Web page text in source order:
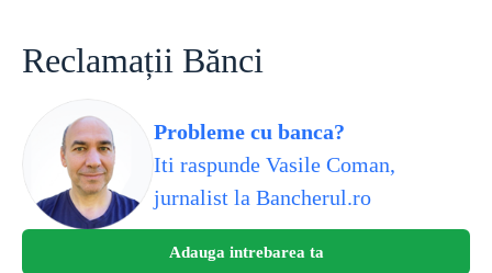
contentReclamații Bănci
Probleme cu banca?
Iti raspunde Vasile Coman,
jurnalist la Bancherul.ro
Adauga intrebarea ta